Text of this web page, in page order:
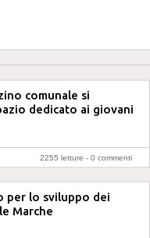
comunale si
dedicato ai giovani
2255 letture - 0 commenti
per lo sviluppo dei
Marche